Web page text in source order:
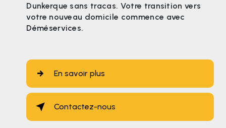
Dunkerque sans tracas. Votre transition vers
votre nouveau domicile commence avec
Déméservices.
En savoir plus
Contactez-nous